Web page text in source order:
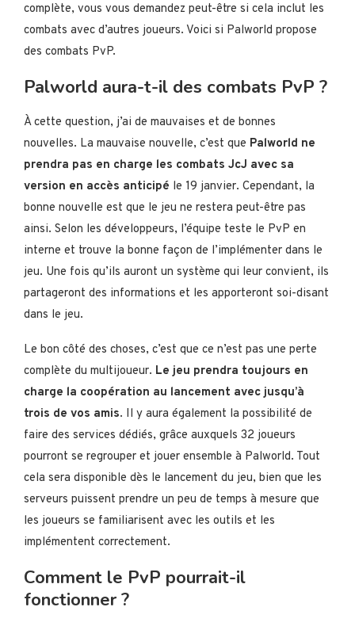
complète, vous vous demandez peut-être si cela inclut les
combats avec d’autres joueurs. Voici si Palworld propose
des combats PvP.
Palworld aura-t-il des combats PvP ?
À cette question, j’ai de mauvaises et de bonnes
nouvelles. La mauvaise nouvelle, c’est que Palworld ne
prendra pas en charge les combats JcJ avec sa
version en accès anticipé le 19 janvier. Cependant, la
bonne nouvelle est que le jeu ne restera peut-être pas
ainsi. Selon les développeurs, l’équipe teste le PvP en
interne et trouve la bonne façon de l’implémenter dans le
jeu. Une fois qu’ils auront un système qui leur convient, ils
partageront des informations et les apporteront soi-disant
dans le jeu.
Le bon côté des choses, c’est que ce n’est pas une perte
complète du multijoueur. Le jeu prendra toujours en
charge la coopération au lancement avec jusqu’à
trois de vos amis. Il y aura également la possibilité de
faire des services dédiés, grâce auxquels 32 joueurs
pourront se regrouper et jouer ensemble à Palworld. Tout
cela sera disponible dès le lancement du jeu, bien que les
serveurs puissent prendre un peu de temps à mesure que
les joueurs se familiarisent avec les outils et les
implémentent correctement.
Comment le PvP pourrait-il
fonctionner ?